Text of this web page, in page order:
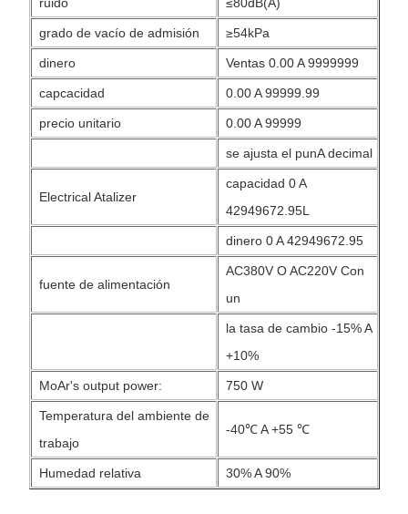
ruido ≤80dB(A)
grado de vacío de admisión ≥54kPa
dinero Ventas 0.00 A 9999999
capcacidad 0.00 A 99999.99
precio unitario 0.00 A 99999
se ajusta el punA decimal
Electrical Atalizer
capacidad 0 A
42949672.95L
dinero 0 A 42949672.95
fuente de alimentación
AC380V O AC220V Con
un
la tasa de cambio -15% A
+10%
MoAr's output power: 750 W
Temperatura del ambiente de
trabajo
-40℃ A +55 ℃
Humedad relativa 30% A 90%